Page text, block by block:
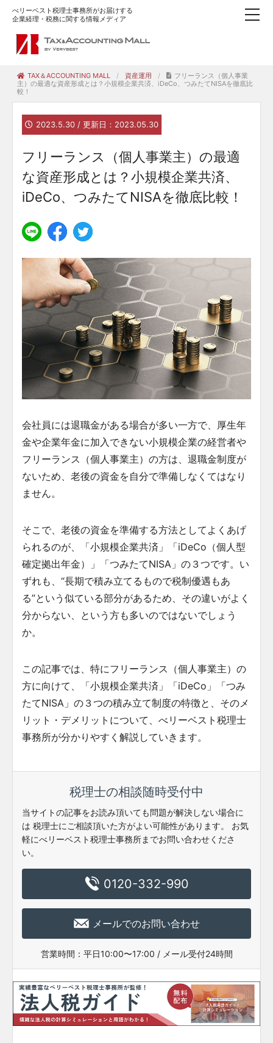
べリーベスト税理士事務所がお届けする
企業経理・税務に関する情報メディア
TAX＆ACCOUNTING MALL 資産運用
フリーランス（個人事業
主）の最適な資産形成とは？小規模企業共済、iDeCo、つみたてNISAを徹底比
較！
2023.5.30 / 更新日：2023.05.30
フリーランス（個人事業主）の最適
な資産形成とは？小規模企業共済、
iDeCo、つみたてNISAを徹底比較！
会社員には退職金がある場合が多い一方で、厚生年
金や企業年金に加入できない小規模企業の経営者や
フリーランス（個人事業主）の方は、退職金制度が
ないため、老後の資金を自分で準備しなくてはなり
ません。
そこで、老後の資金を準備する方法としてよくあげ
られるのが、「小規模企業共済」「iDeCo（個人型
確定拠出年金）」「つみたてNISA」の３つです。い
ずれも、“長期で積み立てるもので税制優遇もあ
る”という似ている部分があるため、その違いがよく
分からない、という方も多いのではないでしょう
か。
この記事では、特にフリーランス（個人事業主）の
方に向けて、「小規模企業共済」「iDeCo」「つみ
たてNISA」の３つの積み立て制度の特徴と、そのメ
リット・デメリットについて、べリーベスト税理士
事務所が分かりやすく解説していきます。
税理士の相談随時受付中
当サイトの記事をお読み頂いても問題が解決しない場合に
は 税理士にご相談頂いた方がよい可能性があります。
お気
軽にべリーベスト税理士事務所までお問い合わせくださ
い。
0120-332-990
メールでのお問い合わせ
営業時間： 平日10:00〜17:00 / メール受付24時間